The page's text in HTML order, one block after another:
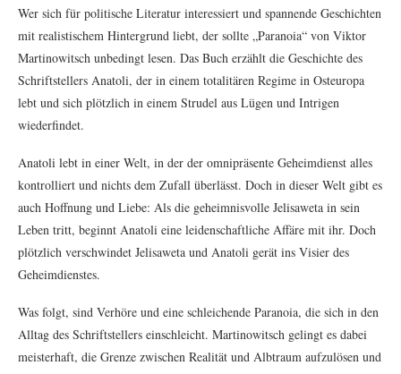
Wer sich für politische Literatur interessiert und spannende Geschichten
mit realistischem Hintergrund liebt, der sollte „Paranoia“ von Viktor
Martinowitsch unbedingt lesen. Das Buch erzählt die Geschichte des
Schriftstellers Anatoli, der in einem totalitären Regime in Osteuropa
lebt und sich plötzlich in einem Strudel aus Lügen und Intrigen
wiederfindet.
Anatoli lebt in einer Welt, in der der omnipräsente Geheimdienst alles
kontrolliert und nichts dem Zufall überlässt. Doch in dieser Welt gibt es
auch Hoffnung und Liebe: Als die geheimnisvolle Jelisaweta in sein
Leben tritt, beginnt Anatoli eine leidenschaftliche Affäre mit ihr. Doch
plötzlich verschwindet Jelisaweta und Anatoli gerät ins Visier des
Geheimdienstes.
Was folgt, sind Verhöre und eine schleichende Paranoia, die sich in den
Alltag des Schriftstellers einschleicht. Martinowitsch gelingt es dabei
meisterhaft, die Grenze zwischen Realität und Albtraum aufzulösen und